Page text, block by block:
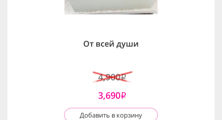
От всей души
4,900i
3,690i
Добавить в корзину